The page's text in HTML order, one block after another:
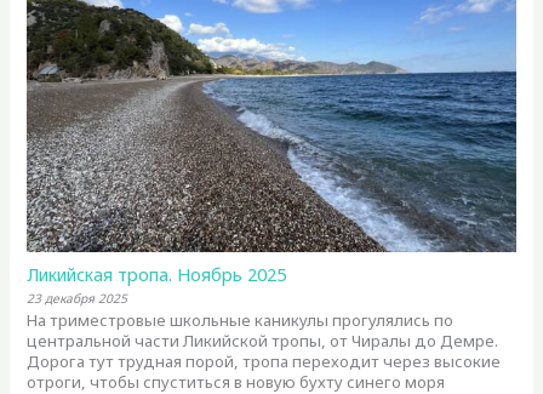
Ликийская тропа. Ноябрь 2025
23 декабря 2025
На триместровые школьные каникулы прогулялись по
центральной части Ликийской тропы, от Чиралы до Демре.
Дорога тут трудная порой, тропа переходит через высокие
отроги, чтобы спуститься в новую бухту синего моря